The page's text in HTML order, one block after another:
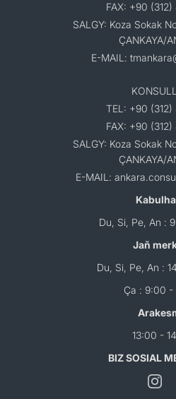
FAX: +90 (312)
SALGY: Koza Sokak
ÇANKAYA/
E-MAIL:
TEL: +90 (312)
FAX: +90 (312)
SALGY: Koza Sokak
ÇANKAYA/
E-MAIL:
Du, Si, Pe, An :
Jaň
Du, Si, Pe, An :
Ça : 9:00 -
13:00 -
BIZ SOSIAL